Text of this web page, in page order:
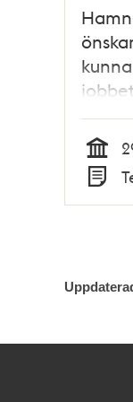
Tid
Typ